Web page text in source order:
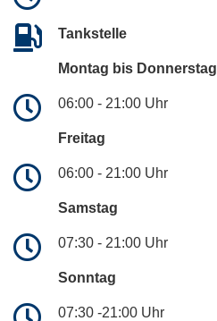
Tankstelle
Montag bis Donnerstag
06:00 - 21:00 Uhr
Freitag
06:00 - 21:00 Uhr
Samstag
07:30 - 21:00 Uhr
Sonntag
07:30 -21:00 Uhr